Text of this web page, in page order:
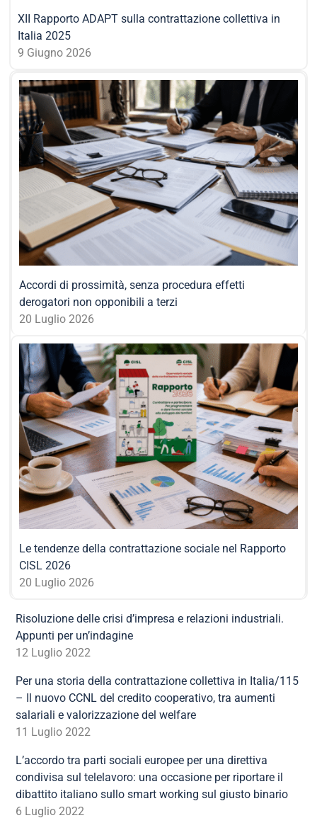
XII Rapporto ADAPT sulla contrattazione collettiva in
Italia 2025
9 Giugno 2026
Accordi di prossimità, senza procedura effetti
derogatori non opponibili a terzi
20 Luglio 2026
Le tendenze della contrattazione sociale nel Rapporto
CISL 2026
20 Luglio 2026
Risoluzione delle crisi d’impresa e relazioni industriali.
Appunti per un’indagine
12 Luglio 2022
Per una storia della contrattazione collettiva in Italia/115
– Il nuovo CCNL del credito cooperativo, tra aumenti
salariali e valorizzazione del welfare
11 Luglio 2022
L’accordo tra parti sociali europee per una direttiva
condivisa sul telelavoro: una occasione per riportare il
dibattito italiano sullo smart working sul giusto binario
6 Luglio 2022